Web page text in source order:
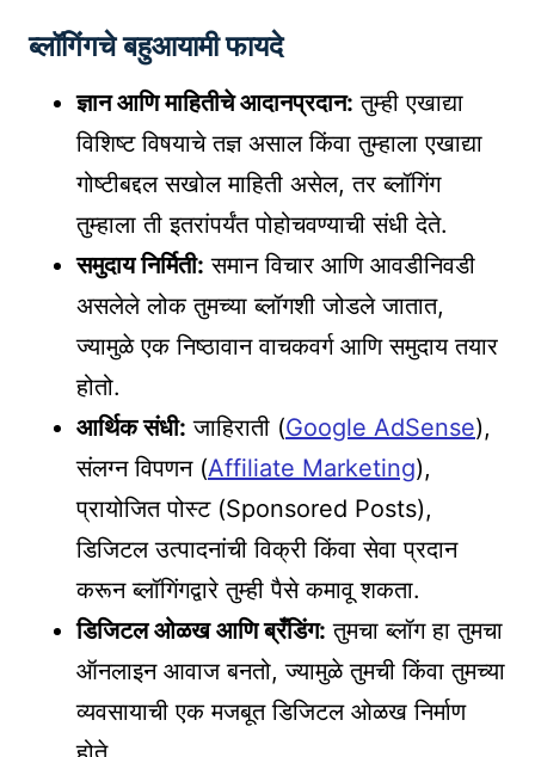
ब्लॉगिंगचे बहुआयामी फायदे
ज्ञान आणि माहितीचे आदानप्रदान: तुम्ही एखाद्या
विशिष्ट विषयाचे तज्ञ असाल किंवा तुम्हाला एखाद्या
गोष्टीबद्दल सखोल माहिती असेल, तर ब्लॉगिंग
तुम्हाला ती इतरांपर्यंत पोहोचवण्याची संधी देते.
समुदाय निर्मिती: समान विचार आणि आवडीनिवडी
असलेले लोक तुमच्या ब्लॉगशी जोडले जातात,
ज्यामुळे एक निष्ठावान वाचकवर्ग आणि समुदाय तयार
होतो.
आर्थिक संधी: जाहिराती (Google AdSense),
संलग्न विपणन (Affiliate Marketing),
प्रायोजित पोस्ट (Sponsored Posts),
डिजिटल उत्पादनांची विक्री किंवा सेवा प्रदान
करून ब्लॉगिंगद्वारे तुम्ही पैसे कमावू शकता.
डिजिटल ओळख आणि ब्रँडिंग: तुमचा ब्लॉग हा तुमचा
ऑनलाइन आवाज बनतो, ज्यामुळे तुमची किंवा तुमच्या
व्यवसायाची एक मजबूत डिजिटल ओळख निर्माण